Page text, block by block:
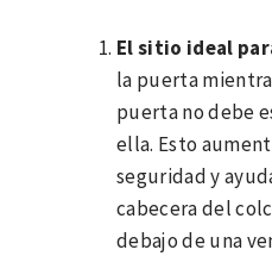
El sitio ideal
la puerta
puerta no debe
ella. Esto
seguridad y
cabecera del
debajo de una